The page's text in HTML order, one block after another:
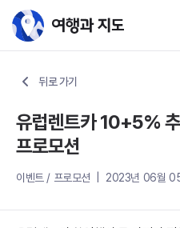
유럽렌트카
뒤로 가기
유럽렌트카 10+5%
프로모션
이벤트 / 프로모션 | 2023년 06월